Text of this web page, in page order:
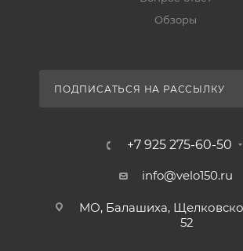
Обзоры
ПОДПИСАТЬСЯ НА РАССЫЛКУ
+7 925 275-60-50
info@velo150.ru
МО, Балашиха,
52